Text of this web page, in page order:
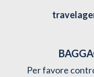
Per favore